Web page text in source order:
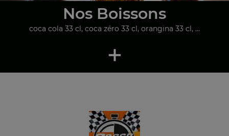
Nos Boissons
coca cola 33 cl, coca zéro 33 cl, orangina 33 cl, ...
+